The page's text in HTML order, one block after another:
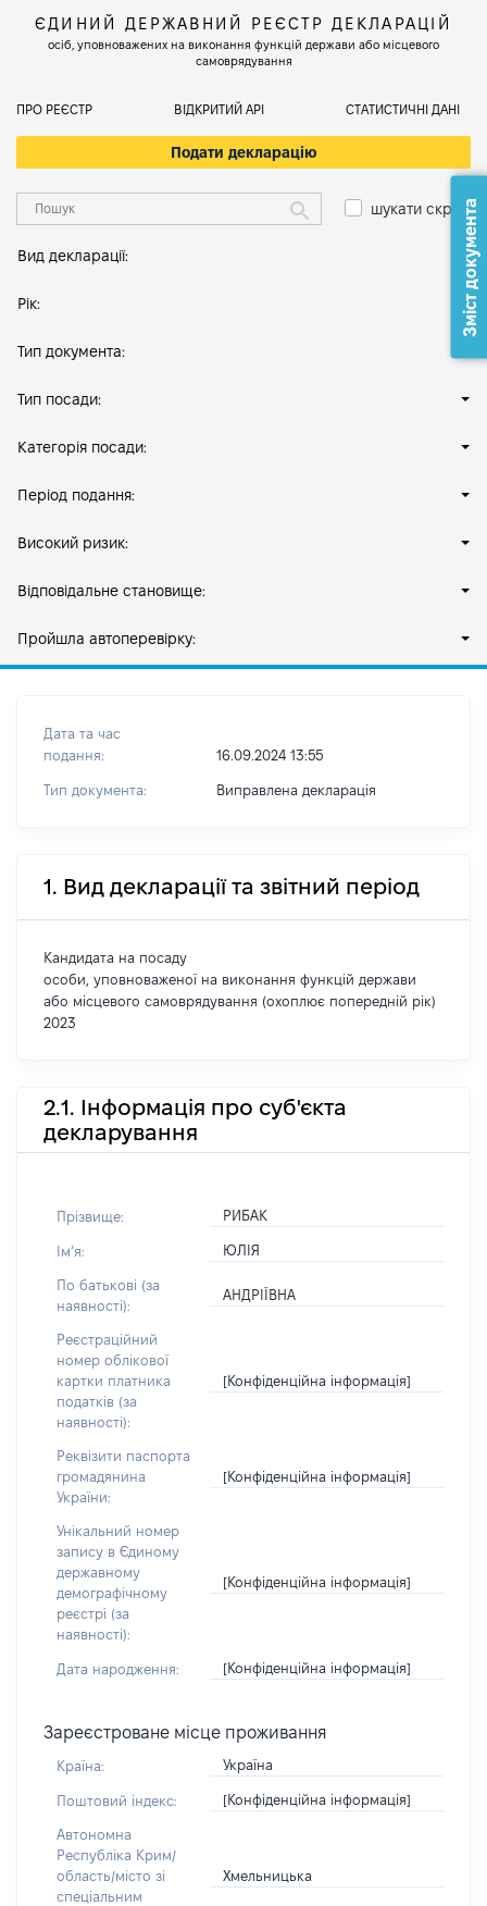
ЄДИНИЙ ДЕРЖАВНИЙ РЕЄСТР ДЕКЛАРАЦІЙ
осіб, уповноважених на виконання функцій держави або місцевого
самоврядування
ПРО РЕЄСТР ВІДКРИТИЙ АРІ СТАТИСТИЧНІ ДАНІ
Подати декларацію
шукати скрізь
Вид декларації:
Рік:
Тип документа:
Тип посади:
Категорія посади:
Період подання:
Високий ризик:
Відповідальне становище:
Пройшла автоперевірку:
Дата та час
подання:
16.09.2024 13:55
Тип документа: Виправлена декларація
1. Вид декларації та звітний період
Кандидата на посаду
особи, уповноваженої на виконання функцій держави
або місцевого самоврядування (охоплює попередній рік)
2023
2.1. Інформація про суб'єкта
декларування
Прізвище: РИБАК
Імʼя: ЮЛІЯ
По батькові (за
наявності):
АНДРІЇВНА
Реєстраційний
номер облікової
картки платника
податків (за
наявності):
[Конфіденційна інформація]
Реквізити паспорта
громадянина
України:
[Конфіденційна інформація]
Унікальний номер
запису в Єдиному
державному
демографічному
реєстрі (за
наявності):
[Конфіденційна інформація]
Дата народження: [Конфіденційна інформація]
Зареєстроване місце проживання
Країна: Україна
Поштовий індекс: [Конфіденційна інформація]
Автономна
Республіка Крим/
область/місто зі
спеціальним
Хмельницька
Зміст документа